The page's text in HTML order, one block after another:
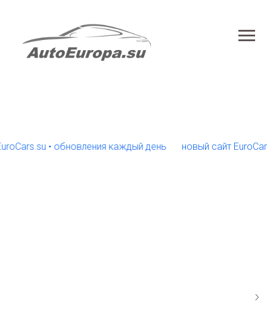
• обновления каждый день новый сайт EuroCars.su